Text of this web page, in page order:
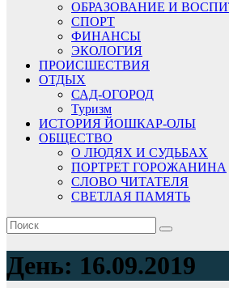
ОБРАЗОВАНИЕ И
СПОРТ
ФИНАНСЫ
ЭКОЛОГИЯ
ПРОИСШЕСТВИЯ
ОТДЫХ
САД-ОГОРОД
Туризм
ИСТОРИЯ ЙОШКАР-ОЛЫ
ОБЩЕСТВО
О ЛЮДЯХ И СУДЬБАХ
ПОРТРЕТ ГОРОЖАНИНА
СЛОВО ЧИТАТЕЛЯ
СВЕТЛАЯ ПАМЯТЬ
День: 16.09.2019